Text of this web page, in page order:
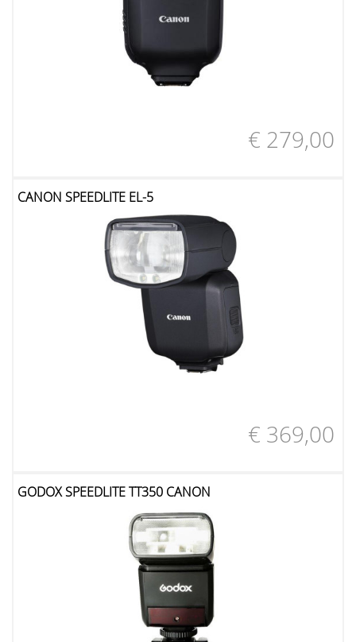
€ 279,00
CANON SPEEDLITE EL-5
€ 369,00
GODOX SPEEDLITE TT350 CANON